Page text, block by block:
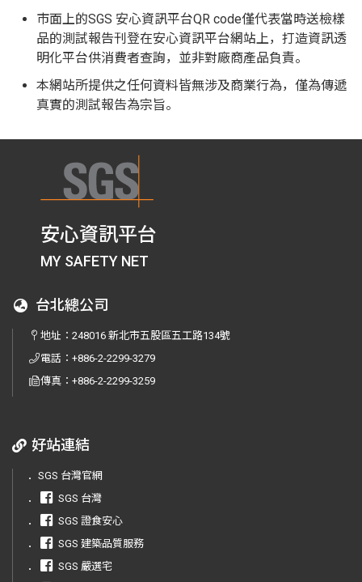
市面上的SGS 安心資訊平台QR code僅代表當時送檢樣
品的測試報告刊登在安心資訊平台網站上，打造資訊透
明化平台供消費者查詢，並非對廠商產品負責。
本網站所提供之任何資料皆無涉及商業行為，僅為傳遞
真實的測試報告為宗旨。
安心資訊平台
MY SAFETY NET
台北總公司
地址：248016 新北市五股區五工路134號
電話：+886-2-2299-3279
傳真：+886-2-2299-3259
好站連結
． SGS 台灣官網
．
SGS 台灣
．
SGS 證食安心
．
SGS 建築品質服務
．
SGS 嚴選宅